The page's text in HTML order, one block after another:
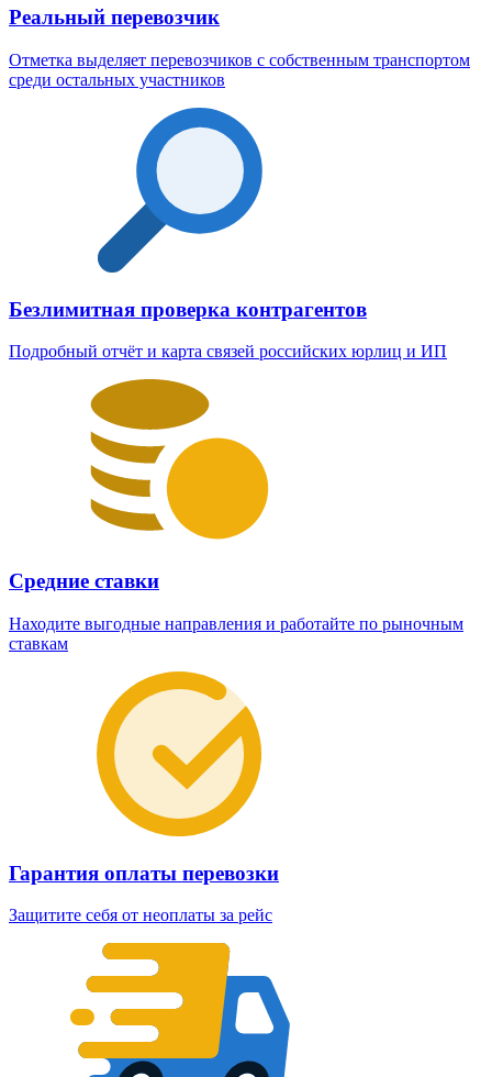
Реальный перевозчик
Отметка выделяет перевозчиков с собственным транспортом
среди остальных участников
Безлимитная проверка контрагентов
Подробный отчёт и карта связей российских юрлиц и ИП
Средние ставки
Находите выгодные направления и работайте по рыночным
ставкам
Гарантия оплаты перевозки
Защитите себя от неоплаты за рейс